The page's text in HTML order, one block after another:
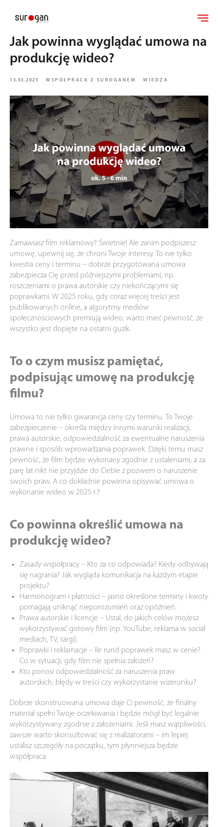
Jak powinna wyglądać umowa na
produkcję wideo?
13.03.2025 WSPÓŁPRACA Z SUROGANEM WIEDZA
Zamawiasz film reklamowy? Świetnie! Ale zanim podpiszesz
umowę, upewnij się, że chroni Twoje interesy. To nie tylko
kwestia ceny i terminu – dobrze przygotowana umowa
zabezpiecza Cię przed późniejszymi problemami, np.
roszczeniami o prawa autorskie czy niekończącymi się
poprawkami. W 2025 roku, gdy coraz więcej treści jest
publikowanych online, a algorytmy mediów
społecznościowych premiują wideo, warto mieć pewność, że
wszystko jest dopięte na ostatni guzik.
To o czym musisz pamiętać,
podpisując umowę na produkcję
filmu?
Umowa to nie tylko gwarancja ceny czy terminu. To Twoje
zabezpieczenie – określa między innymi warunki realizacji,
prawa autorskie, odpowiedzialność za ewentualne naruszenia
prawne i sposób wprowadzania poprawek. Dzięki temu masz
pewność, że film będzie wykonany zgodnie z ustaleniami, a za
parę lat nikt nie przyjdzie do Ciebie z pozwem o naruszenie
swoich praw. A co dokładnie powinna opisywać umowa o
wykonanie wideo w 2025 r.?
Co powinna określić umowa na
produkcję wideo?
Zasady współpracy – Kto za co odpowiada? Kiedy odbywają
się nagrania? Jak wygląda komunikacja na każdym etapie
projektu?
Harmonogram i płatności – jasno określone terminy i kwoty
pomagają uniknąć nieporozumień oraz opóźnień.
Prawa autorskie i licencje – Ustal, do jakich celów możesz
wykorzystywać gotowy film (np. YouTube, reklama w social
mediach, TV, targi).
Poprawki i reklamacje – Ile rund poprawek masz w cenie?
Co w sytuacji, gdy film nie spełnia założeń?
Kto ponosi odpowiedzialność za naruszenia praw
autorskich, błędy w treści czy wykorzystanie wizerunku?
Dobrze skonstruowana umowa daje Ci pewność, że finalny
materiał spełni Twoje oczekiwania i będzie mógł być legalnie
wykorzystywany zgodnie z założeniami. Jeśli masz wątpliwości,
zawsze warto skonsultować się z realizatorami – im lepiej
ustalisz szczegóły na początku, tym płynniejsza będzie
współpraca.